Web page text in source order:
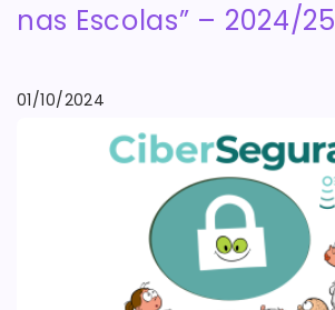
nas Escolas” – 2024/25
01/10/2024